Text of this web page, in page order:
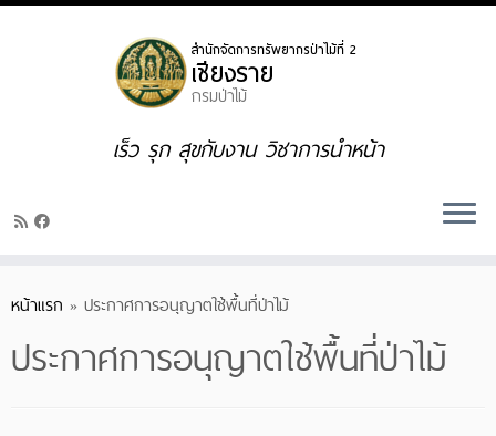
Skip
เร็ว รุก สุขกับงาน วิชาการนำหน้า
หน้าแรก » ประกาศการอนุญาตใช้พื้นที่ป่าไม้
ประกาศการอนุญาตใช้พื้นที่ป่าไม้